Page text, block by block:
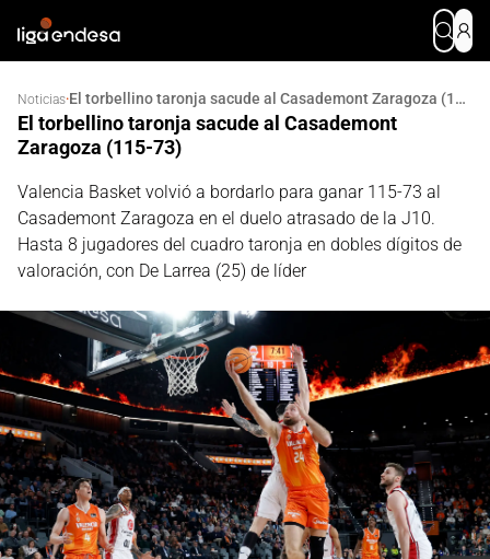
Noticias· El torbellino taronja sacude al Casademont Zaragoza (115-73)
El torbellino taronja sacude al Casademont
Zaragoza (115-73)
Valencia Basket volvió a bordarlo para ganar 115-73 al
Casademont Zaragoza en el duelo atrasado de la J10.
Hasta 8 jugadores del cuadro taronja en dobles dígitos de
valoración, con De Larrea (25) de líder